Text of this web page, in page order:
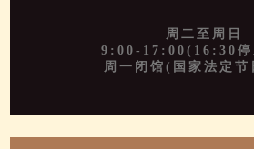
周二至周日
9:00-17:00(16:30停
周一闭馆(国家法定节